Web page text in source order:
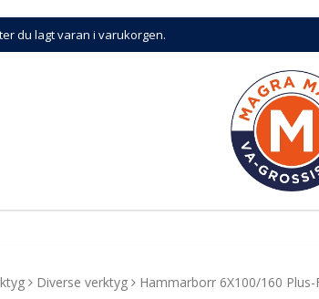
du lagt varan i varukorgen.
Diverse verktyg Hammarborr 6X100/160